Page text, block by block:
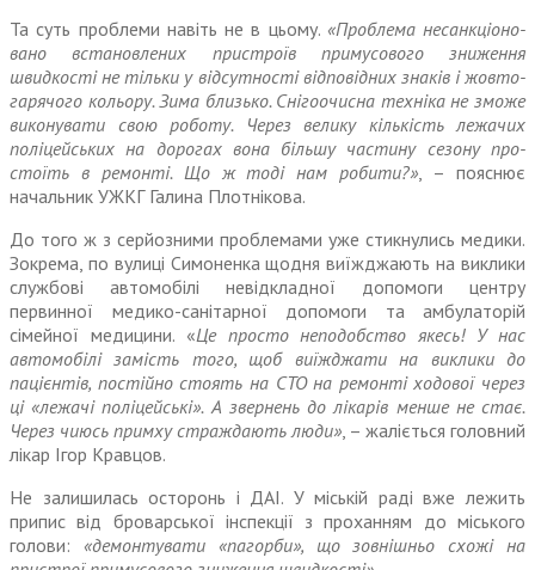
Та суть проблеми навіть не в цьому. «Проблема несанкціоно­
вано встановлених пристроїв примусового зниження
швидкості не тільки у відсутності відповідних знаків і жовто-
гарячого кольору. Зима близько. Снігоочисна тех­ніка не зможе
виконувати свою роботу. Через велику кількість лежачих
поліцейських на дорогах вона більшу частину сезону про­
стоїть в ремонті. Що ж тоді нам робити?», – пояснює
начальник УЖКГ Галина Плотнікова.
До того ж з серйозними про­блемами уже стикнулись медики.
Зокрема, по вулиці Симоненка щодня виїжджають на виклики
службові автомобілі невідклад­ної допомоги центру
первинної медико-санітарної допомоги та амбулаторій
сімейної медицини. «Це просто неподобство якесь! У нас
автомобілі замість того, щоб виїжджати на виклики до
пацієнтів, постійно стоять на СТО на ремонті ходової через
ці «лежачі поліцейські». А звернень до лікарів менше не стає.
Через чиюсь примху страждають люди», – жаліється головний
лікар Ігор Кравцов.
Не залишилась осторонь і ДАІ. У міській раді вже лежить
припис від броварської інспекції з проханням до міського
голови: «демонтувати «пагорби», що зовнішньо схожі на